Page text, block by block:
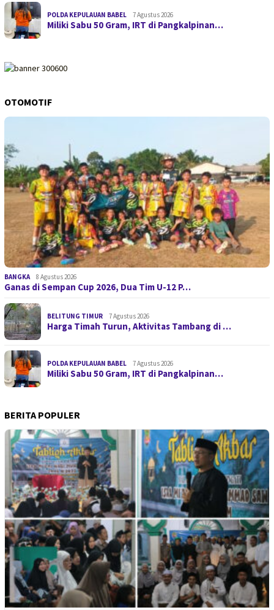
POLDA KEPULAUAN BABEL 7 Agustus 2026
Miliki Sabu 50 Gram, IRT di Pangkalpinan…
OTOMOTIF
BANGKA 8 Agustus 2026
Ganas di Sempan Cup 2026, Dua Tim U-12 P…
BELITUNG TIMUR 7 Agustus 2026
Harga Timah Turun, Aktivitas Tambang di …
POLDA KEPULAUAN BABEL 7 Agustus 2026
Miliki Sabu 50 Gram, IRT di Pangkalpinan…
BERITA POPULER